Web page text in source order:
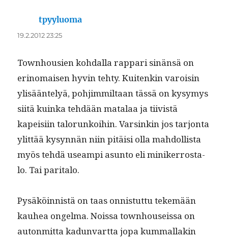
tpyyluoma
19.2.2012 23:25
Town­housien kohdal­la rap­pari sinän­sä on
eri­no­maisen hyvin tehty. Kuitenkin varoisin
ylisään­te­lyä, pohjim­mil­taan tässä on kysymys
siitä kuin­ka tehdään mata­laa ja tiivistä
kapeisi­in talorunk­oi­hin. Varsinkin jos tar­jon­ta
ylit­tää kysyn­nän niin pitäisi olla mah­dol­lista
myös tehdä use­ampi asun­to eli miniker­rosta­
lo. Tai paritalo.
Pysäköin­nistä on taas onnis­tut­tu tekemään
kauhea ongel­ma. Nois­sa town­hou­seis­sa on
auton­mit­ta kadun­vart­ta jopa kum­mal­lakin